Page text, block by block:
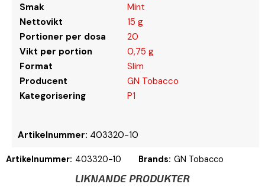
Smak
Mint
Nettovikt
15 g
Portioner per dosa
20
Vikt per portion
0,75 g
Format
Slim
Producent
GN Tobacco
Kategorisering
P1
Artikelnummer: 403320-10
Artikelnummer: 403320-10 Brands: GN Tobacco
LIKNANDE PRODUKTER